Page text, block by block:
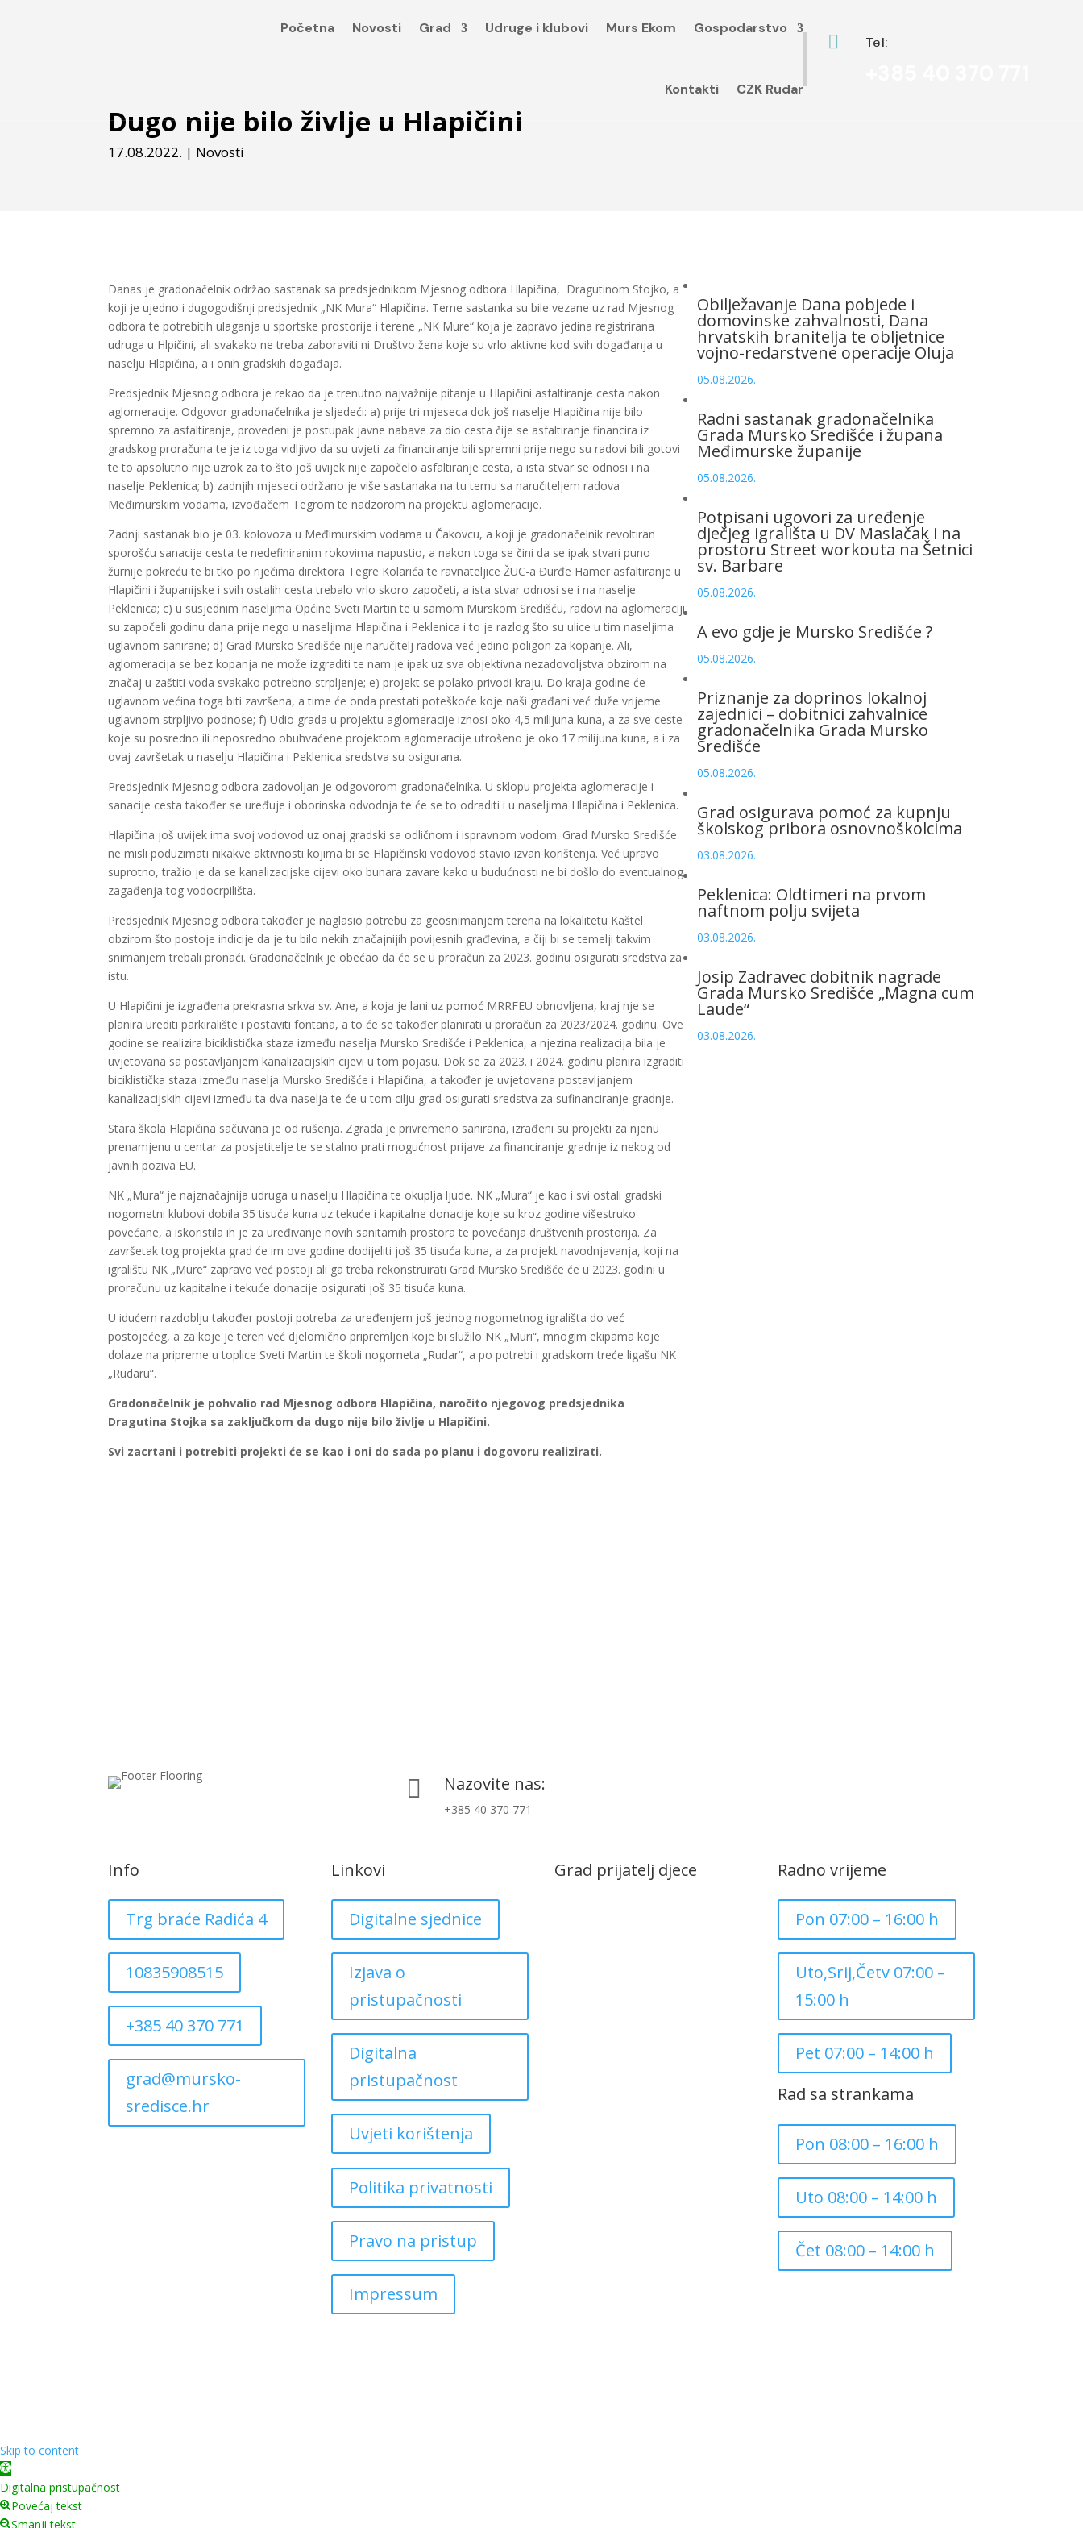
Početna Novosti Grad Udruge i klubovi Murs Ekom Gospodarstvo
Kontakti CZK Rudar
 Tel:
Dugo nije bilo življe u Hlapičini
17.08.2022. | Novosti
Danas je gradonačelnik održao sastanak sa predsjednikom Mjesnog odbora Hlapičina, Dragutinom Stojko, a
koji je ujedno i dugogodišnji predsjednik „NK Mura“ Hlapičina. Teme sastanka su bile vezane uz rad Mjesnog
odbora te potrebitih ulaganja u sportske prostorije i terene „NK Mure“ koja je zapravo jedina registrirana
udruga u Hlpičini, ali svakako ne treba zaboraviti ni Društvo žena koje su vrlo aktivne kod svih događanja u
naselju Hlapičina, a i onih gradskih događaja.
Predsjednik Mjesnog odbora je rekao da je trenutno najvažnije pitanje u Hlapičini asfaltiranje cesta nakon
aglomeracije. Odgovor gradonačelnika je sljedeći: a) prije tri mjeseca dok još naselje Hlapičina nije bilo
spremno za asfaltiranje, provedeni je postupak javne nabave za dio cesta čije se asfaltiranje financira iz
gradskog proračuna te je iz toga vidljivo da su uvjeti za financiranje bili spremni prije nego su radovi bili gotovi
te to apsolutno nije uzrok za to što još uvijek nije započelo asfaltiranje cesta, a ista stvar se odnosi i na
naselje Peklenica; b) zadnjih mjeseci održano je više sastanaka na tu temu sa naručiteljem radova
Međimurskim vodama, izvođačem Tegrom te nadzorom na projektu aglomeracije.
Zadnji sastanak bio je 03. kolovoza u Međimurskim vodama u Čakovcu, a koji je gradonačelnik revoltiran
sporošću sanacije cesta te nedefiniranim rokovima napustio, a nakon toga se čini da se ipak stvari puno
žurnije pokreću te bi tko po riječima direktora Tegre Kolarića te ravnateljice ŽUC-a Đurđe Hamer asfaltiranje u
Hlapičini i županijske i svih ostalih cesta trebalo vrlo skoro započeti, a ista stvar odnosi se i na naselje
Peklenica; c) u susjednim naseljima Općine Sveti Martin te u samom Murskom Središću, radovi na aglomeraciji
su započeli godinu dana prije nego u naseljima Hlapičina i Peklenica i to je razlog što su ulice u tim naseljima
uglavnom sanirane; d) Grad Mursko Središće nije naručitelj radova već jedino poligon za kopanje. Ali,
aglomeracija se bez kopanja ne može izgraditi te nam je ipak uz sva objektivna nezadovoljstva obzirom na
značaj u zaštiti voda svakako potrebno strpljenje; e) projekt se polako privodi kraju. Do kraja godine će
uglavnom većina toga biti završena, a time će onda prestati poteškoće koje naši građani već duže vrijeme
uglavnom strpljivo podnose; f) Udio grada u projektu aglomeracije iznosi oko 4,5 milijuna kuna, a za sve ceste
koje su posredno ili neposredno obuhvaćene projektom aglomeracije utrošeno je oko 17 milijuna kuna, a i za
ovaj završetak u naselju Hlapičina i Peklenica sredstva su osigurana.
Predsjednik Mjesnog odbora zadovoljan je odgovorom gradonačelnika. U sklopu projekta aglomeracije i
sanacije cesta također se uređuje i oborinska odvodnja te će se to odraditi i u naseljima Hlapičina i Peklenica.
Hlapičina još uvijek ima svoj vodovod uz onaj gradski sa odličnom i ispravnom vodom. Grad Mursko Središće
ne misli poduzimati nikakve aktivnosti kojima bi se Hlapičinski vodovod stavio izvan korištenja. Već upravo
suprotno, tražio je da se kanalizacijske cijevi oko bunara zavare kako u budućnosti ne bi došlo do eventualnog
zagađenja tog vodocrpilišta.
Predsjednik Mjesnog odbora također je naglasio potrebu za geosnimanjem terena na lokalitetu Kaštel
obzirom što postoje indicije da je tu bilo nekih značajnijih povijesnih građevina, a čiji bi se temelji takvim
snimanjem trebali pronaći. Gradonačelnik je obećao da će se u proračun za 2023. godinu osigurati sredstva za
istu.
U Hlapičini je izgrađena prekrasna srkva sv. Ane, a koja je lani uz pomoć MRRFEU obnovljena, kraj nje se
planira urediti parkiralište i postaviti fontana, a to će se također planirati u proračun za 2023/2024. godinu. Ove
godine se realizira biciklistička staza između naselja Mursko Središće i Peklenica, a njezina realizacija bila je
uvjetovana sa postavljanjem kanalizacijskih cijevi u tom pojasu. Dok se za 2023. i 2024. godinu planira izgraditi
biciklistička staza između naselja Mursko Središće i Hlapičina, a također je uvjetovana postavljanjem
kanalizacijskih cijevi između ta dva naselja te će u tom cilju grad osigurati sredstva za sufinanciranje gradnje.
Stara škola Hlapičina sačuvana je od rušenja. Zgrada je privremeno sanirana, izrađeni su projekti za njenu
prenamjenu u centar za posjetitelje te se stalno prati mogućnost prijave za financiranje gradnje iz nekog od
javnih poziva EU.
NK „Mura“ je najznačajnija udruga u naselju Hlapičina te okuplja ljude. NK „Mura“ je kao i svi ostali gradski
nogometni klubovi dobila 35 tisuća kuna uz tekuće i kapitalne donacije koje su kroz godine višestruko
povećane, a iskoristila ih je za uređivanje novih sanitarnih prostora te povećanja društvenih prostorija. Za
završetak tog projekta grad će im ove godine dodijeliti još 35 tisuća kuna, a za projekt navodnjavanja, koji na
igralištu NK „Mure“ zapravo već postoji ali ga treba rekonstruirati Grad Mursko Središće će u 2023. godini u
proračunu uz kapitalne i tekuće donacije osigurati još 35 tisuća kuna.
U idućem razdoblju također postoji potreba za uređenjem još jednog nogometnog igrališta do već
postojećeg, a za koje je teren već djelomično pripremljen koje bi služilo NK „Muri“, mnogim ekipama koje
dolaze na pripreme u toplice Sveti Martin te školi nogometa „Rudar“, a po potrebi i gradskom treće ligašu NK
„Rudaru“.
Gradonačelnik je pohvalio rad Mjesnog odbora Hlapičina, naročito njegovog predsjednika
Dragutina Stojka sa zaključkom da dugo nije bilo življe u Hlapičini.
Svi zacrtani i potrebiti projekti će se kao i oni do sada po planu i dogovoru realizirati.
Obilježavanje Dana pobjede i
domovinske zahvalnosti, Dana
hrvatskih branitelja te obljetnice
vojno-redarstvene operacije Oluja
05.08.2026.
Radni sastanak gradonačelnika
Grada Mursko Središće i župana
Međimurske županije
05.08.2026.
Potpisani ugovori za uređenje
dječjeg igrališta u DV Maslačak i na
prostoru Street workouta na Šetnici
sv. Barbare
05.08.2026.
A evo gdje je Mursko Središće ?
05.08.2026.
Priznanje za doprinos lokalnoj
zajednici – dobitnici zahvalnice
gradonačelnika Grada Mursko
Središće
05.08.2026.
Grad osigurava pomoć za kupnju
školskog pribora osnovnoškolcima
03.08.2026.
Peklenica: Oldtimeri na prvom
naftnom polju svijeta
03.08.2026.
Josip Zadravec dobitnik nagrade
Grada Mursko Središće „Magna cum
Laude“
03.08.2026.
 Nazovite nas:
+385 40 370 771
Info
Trg braće Radića 4
10835908515
+385 40 370 771
grad@mursko-
sredisce.hr
Linkovi
Digitalne sjednice
Izjava o
pristupačnosti
Digitalna
pristupačnost
Uvjeti korištenja
Politika privatnosti
Pravo na pristup
Impressum
Grad prijatelj djece Radno vrijeme
Pon 07:00 – 16:00 h
Uto,Srij,Četv 07:00 –
15:00 h
Pet 07:00 – 14:00 h
Rad sa strankama
Pon 08:00 – 16:00 h
Uto 08:00 – 14:00 h
Čet 08:00 – 14:00 h
Skip to content
Open toolbar
Digitalna pristupačnost
Povećaj tekst
Smanji tekst